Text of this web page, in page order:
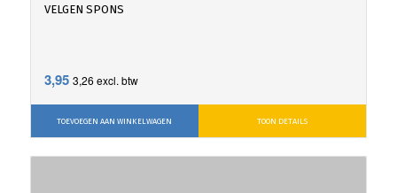
VELGEN SPONS
3,95 3,26 excl. btw
TOEVOEGEN AAN WINKELWAGEN TOON DETAILS